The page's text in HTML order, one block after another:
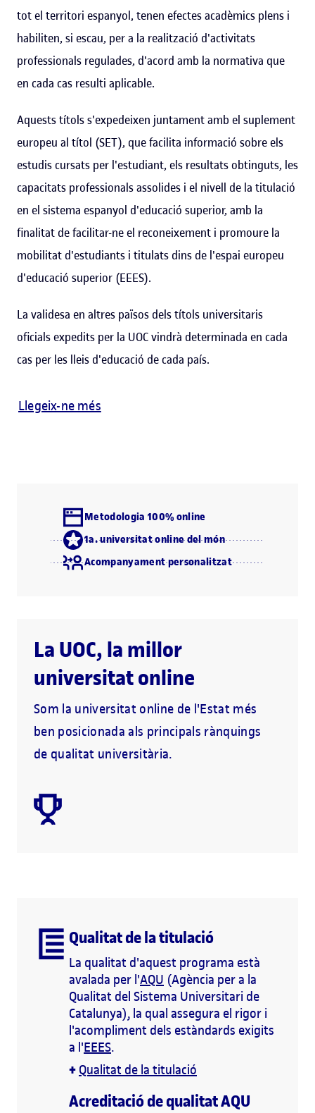
tot el territori espanyol, tenen efectes acadèmics plens i
habiliten, si escau, per a la realització d'activitats
professionals regulades, d'acord amb la normativa que
en cada cas resulti aplicable.
Aquests títols s'expedeixen juntament amb el suplement
europeu al títol (SET), que facilita informació sobre els
estudis cursats per l'estudiant, els resultats obtinguts, les
capacitats professionals assolides i el nivell de la titulació
en el sistema espanyol d'educació superior, amb la
finalitat de facilitar-ne el reconeixement i promoure la
mobilitat d'estudiants i titulats dins de l'espai europeu
d'educació superior (EEES).
La validesa en altres països dels títols universitaris
oficials expedits per la UOC vindrà determinada en cada
cas per les lleis d'educació de cada país.
Llegeix-ne més
Metodologia 100% online
1a. universitat online del món
Acompanyament personalitzat
La UOC, la millor
universitat online
Som la universitat online de l'Estat més
ben posicionada als principals rànquings
de qualitat universitària.
Qualitat de la titulació
La qualitat d'aquest programa està
avalada per l'AQU (Agència per a la
Qualitat del Sistema Universitari de
Catalunya), la qual assegura el rigor i
l'acompliment dels estàndards exigits
a l'EEES.
+ Qualitat de la titulació
Acreditació de qualitat AQU